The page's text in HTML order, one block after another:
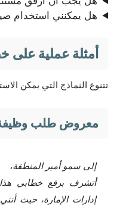
هل يمكنني استخدام
أمثلة عملية على
تتنوع النماذج التي يمكن
معروض طلب
إلى سمو أمير المنطقة،
أتشرف برفع خطابي
إدارات الإمارة، حيث